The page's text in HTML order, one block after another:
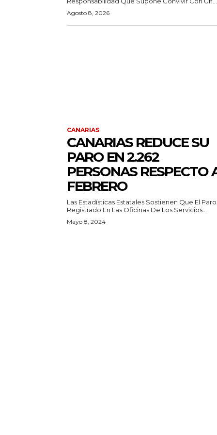
Agosto 8, 2026
CANARIAS
CANARIAS REDUCE SU
PARO EN 2.262
PERSONAS RESPECTO
FEBRERO
Las Estadísticas Estatales Sostienen Que El Paro
Registrado En Las Oficinas De Los Servicios...
Mayo 8, 2024